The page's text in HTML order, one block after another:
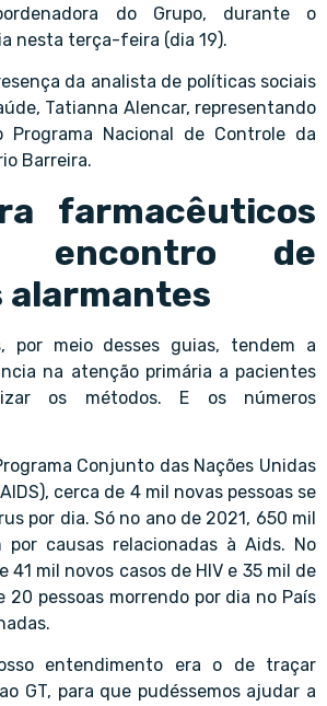
do Grupo, durante o
nesta terça-feira (dia 19).
da analista de políticas sociais
Tatianna Alencar, representando
Programa Nacional de Controle da
Barreira.
farmacêuticos
encontro de
alarmantes
por meio desses guias, tendem a
na atenção primária a pacientes
os métodos. E os números
Conjunto das Nações Unidas
cerca de 4 mil novas pessoas se
por dia. Só no ano de 2021, 650 mil
por causas relacionadas à Aids. No
41 mil novos casos de HIV e 35 mil de
20 pessoas morrendo por dia no País
entendimento era o de traçar
GT, para que pudéssemos ajudar a